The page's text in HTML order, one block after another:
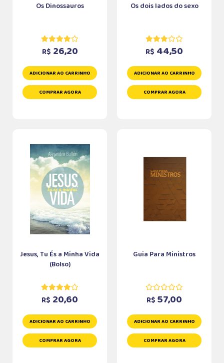
Os Dinossauros
R$ 26,20
ADICIONAR AO CARRINHO
COMPRAR AGORA
Os dois lados do sexo
R$ 44,50
ADICIONAR AO CARRINHO
COMPRAR AGORA
Jesus, Tu És a Minha Vida
(Bolso)
R$ 20,60
ADICIONAR AO CARRINHO
COMPRAR AGORA
Guia Para Ministros
R$ 57,00
ADICIONAR AO CARRINHO
COMPRAR AGORA